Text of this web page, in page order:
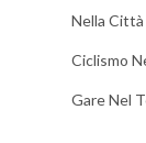
Nella
Ciclismo
Gare Nel